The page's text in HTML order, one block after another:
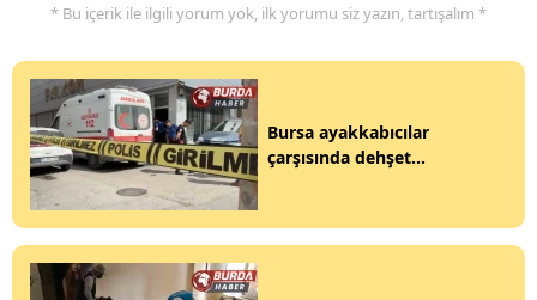
* Bu içerik ile ilgili yorum yok, ilk yorumu siz yazın, tartışalım *
Bursa ayakkabıcılar
çarşısında dehşet...